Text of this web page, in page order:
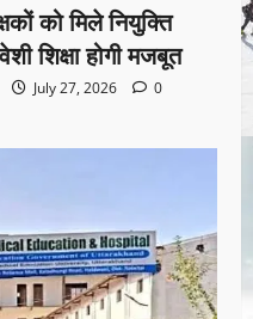
को मिले नियुक्ति
शिक्षा होगी मजबूत
July 27, 2026
0